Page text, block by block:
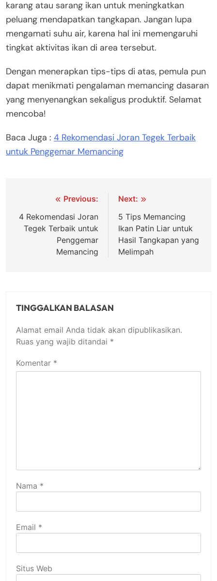
karang atau sarang ikan untuk meningkatkan
peluang mendapatkan tangkapan. Jangan lupa
mengamati suhu air, karena hal ini memengaruhi
tingkat aktivitas ikan di area tersebut.
Dengan menerapkan tips-tips di atas, pemula pun
dapat menikmati pengalaman memancing dasaran
yang menyenangkan sekaligus produktif. Selamat
mencoba!
Baca Juga : 4 Rekomendasi Joran Tegek Terbaik
untuk Penggemar Memancing
Navigasi
pos
Previous:
4 Rekomendasi Joran
Tegek Terbaik untuk
Penggemar
Memancing
Next:
5 Tips Memancing
Ikan Patin Liar untuk
Hasil Tangkapan yang
Melimpah
TINGGALKAN BALASAN
Alamat email Anda tidak akan dipublikasikan.
Ruas yang wajib ditandai *
Komentar *
Nama *
Email *
Situs Web